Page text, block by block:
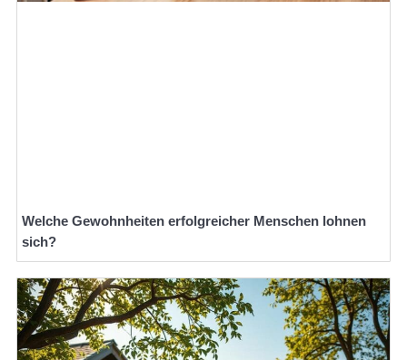
Welche Gewohnheiten erfolgreicher Menschen lohnen
sich?